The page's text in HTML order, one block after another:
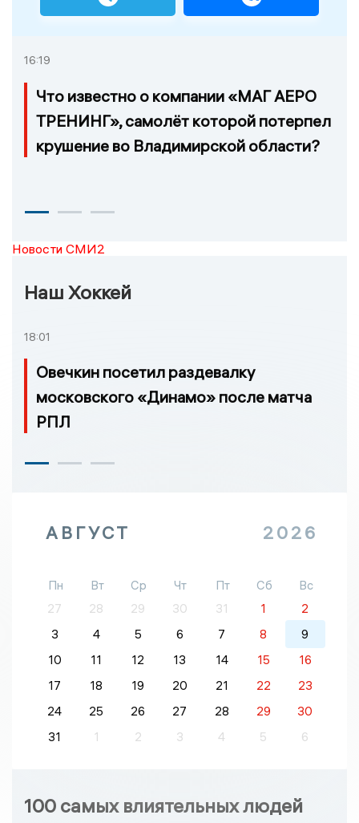
16:19
Что известно о компании «МАГ АЕРО
ТРЕНИНГ», самолёт которой потерпел
крушение во Владимирской области?
Новости СМИ2
Наш Хоккей
18:01
Овечкин посетил раздевалку
московского «Динамо» после матча
РПЛ
АВГУСТ 2026
Пн Вт Ср Чт Пт Сб
Вс
27
28 29 30 31 1
2
3
4 5 6 7 8
9
10
11 12 13 14 15
16
17
18 19 20 21 22
23
24
25 26 27 28 29
30
31
1 2 3 4 5 6
100 самых влиятельных людей